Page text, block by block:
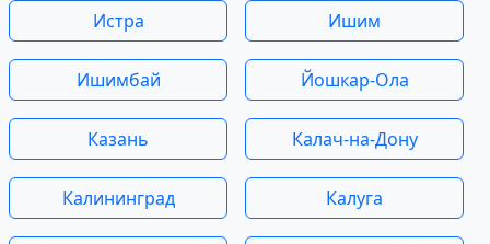
Истра Ишим
Ишимбай Йошкар-Ола
Казань Калач-на-Дону
Калининград Калуга